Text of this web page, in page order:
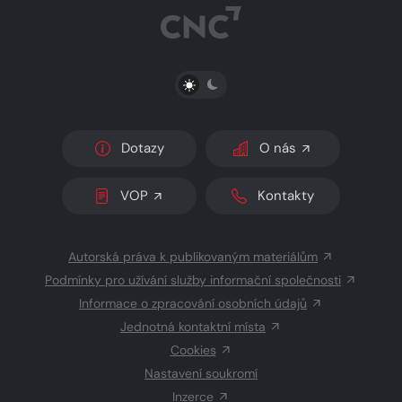
PŘEPNOUT SVĚTLÝ/TMAVÝ REŽIM
Dotazy O nás
VOP Kontakty
Autorská práva k publikovaným materiálům
Podmínky pro užívání služby informační společnosti
Informace o zpracování osobních údajů
Jednotná kontaktní místa
Cookies
Nastavení soukromí
Inzerce